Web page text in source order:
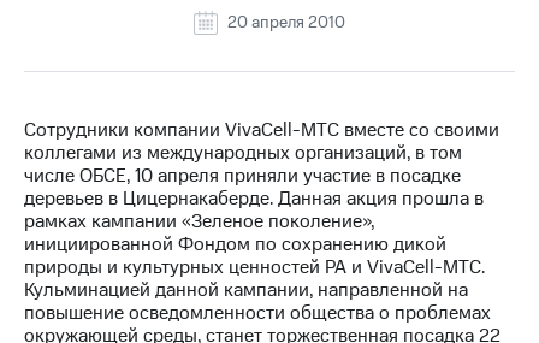
информация
Контакты
Медиа-центр
Пресс-
релизы
МТС
о технологиях
Достижения
20 апреля 2010
Сотрудники компании VivaCell-МТС вместе со своими
коллегами из международных организаций, в том
числе ОБСЕ, 10 апреля приняли участие в посадке
деревьев в Цицернакаберде. Данная акция прошла в
рамках кампании «Зеленое поколение»,
инициированной Фондом по сохранению дикой
природы и культурных ценностей РА и VivaCell-МТС.
Кульминацией данной кампании, направленной на
повышение осведомленности общества о проблемах
окружающей среды, станет торжественная посадка 22